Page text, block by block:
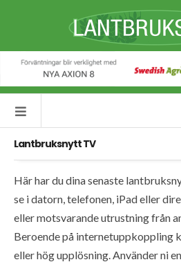
Lantbruksnytt TV
Här har du dina senaste
se i datorn, telefonen, iPad eller
eller motsvarande utrustning från
Beroende på internetuppkoppling
eller hög upplösning. Använder ni